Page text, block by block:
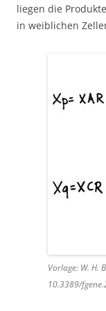
liegen die
in weiblichen
Vorlage: W. H.
10.3389/